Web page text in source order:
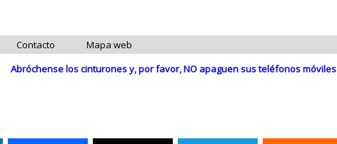
Contacto
Mapa web
Abróchense los cinturones y, por favor, NO apaguen sus teléfonos móviles